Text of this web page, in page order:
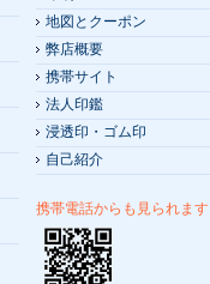
地図とクーポン
弊店概要
携帯サイト
法人印鑑
浸透印・ゴム印
自己紹介
携帯電話からも見られます